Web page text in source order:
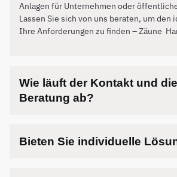
Anlagen für Unternehmen oder
Lassen Sie sich von uns beraten, um den
Ihre Anforderungen zu finden – Zäune
Wie läuft der Kontakt und die
Beratung ab?
Bieten Sie individuelle